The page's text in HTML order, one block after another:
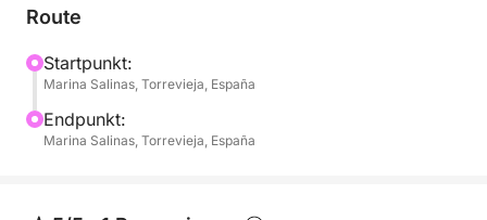
und kristallklarem, blauem Wasser. Gestalten Sie
die perfekte Balance zwischen entspanntem Cruisen,
Adrenalin-Kicks und ausreichend Zeit zum
Abschalten.
Route
Startpunkt:
Marina Salinas, Torrevieja, España
Endpunkt:
Marina Salinas, Torrevieja, España